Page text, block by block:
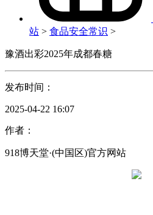
站 > 食品安全常识 >
豫酒出彩2025年成都春糖
发布时间：
2025-04-22 16:07
作者：
918博天堂·(中国区)官方网站